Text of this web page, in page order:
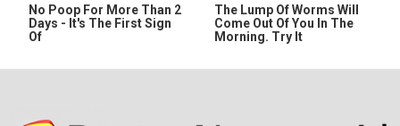
No Poop For More Than 2
Days - It's The First Sign
Of
The Lump Of Worms Will
Come Out Of You In The
Morning. Try It